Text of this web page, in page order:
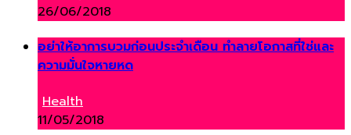
26/06/2018
อย่าให้อาการบวมก่อนประจำเดือน ทำลายโอกาสที่ใช่และ
ความมั่นใจหายหด
Health
11/05/2018